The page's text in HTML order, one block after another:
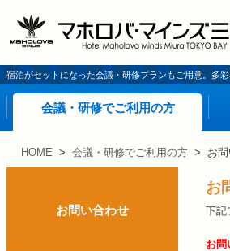
宿泊がセットになった会議・研修プランもご用意。多
会議・研修でご利用の方
HOME > 会議・研修でご利用の方 > お問
お問い合わせ
お
下記
お問